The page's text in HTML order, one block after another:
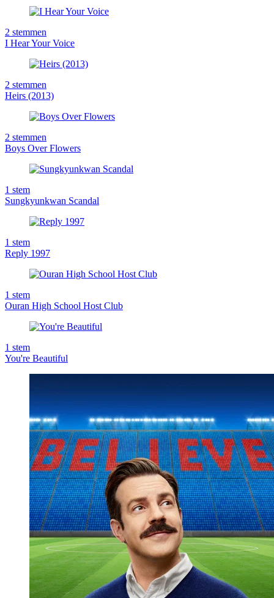
2 stemmen
I Hear Your Voice
2 stemmen
Heirs (2013)
2 stemmen
Boys Over Flowers
1 stem
Sungkyunkwan Scandal
1 stem
Reply 1997
1 stem
Ouran High School Host Club
1 stem
You're Beautiful